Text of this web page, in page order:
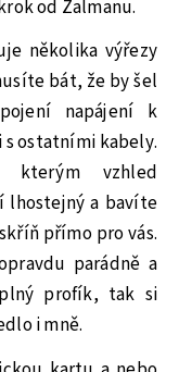
od Zalmanu.
několika výřezy
bát, že by šel
napájení k
ostatními kabely.
kterým vzhled
lhostejný a bavíte
přímo pro vás.
parádně a
profík, tak si
i mně.